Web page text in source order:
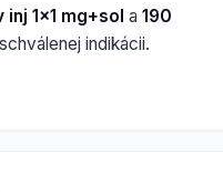
1x1 mg+sol a 190
indikácii.